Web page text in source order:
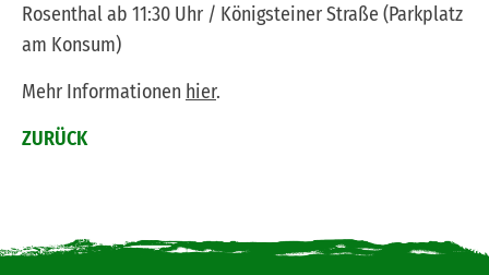
Rosenthal ab 11:30 Uhr / Königsteiner Straße (Parkplatz
am Konsum)
Mehr Informationen hier.
ZURÜCK